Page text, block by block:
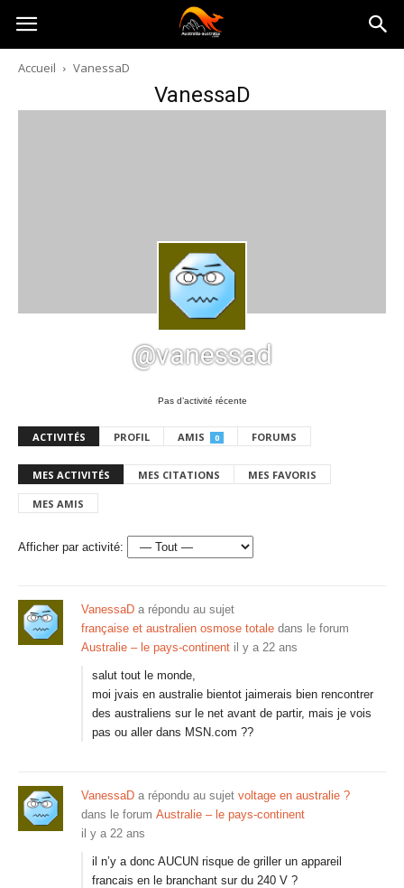
Australia-
australie.com
Accueil VanessaD
VanessaD
@vanessad
Pas d’activité récente
ACTIVITÉS PROFIL AMIS 0 FORUMS
MES ACTIVITÉS MES CITATIONS MES FAVORIS
MES AMIS
Afficher par activité:
VanessaD a répondu au sujet
française et australien osmose totale dans le forum
Australie – le pays-continent il y a 22 ans
salut tout le monde,
moi jvais en australie bientot jaimerais bien rencontrer
des australiens sur le net avant de partir, mais je vois
pas ou aller dans MSN.com ??
VanessaD a répondu au sujet voltage en australie ?
dans le forum Australie – le pays-continent
il y a 22 ans
il n’y a donc AUCUN risque de griller un appareil
francais en le branchant sur du 240 V ?